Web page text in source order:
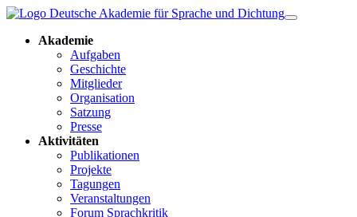
Akademie
Aufgaben
Geschichte
Mitglieder
Organisation
Satzung
Presse
Aktivitäten
Publikationen
Projekte
Tagungen
Veranstaltungen
Forum Sprachkritik